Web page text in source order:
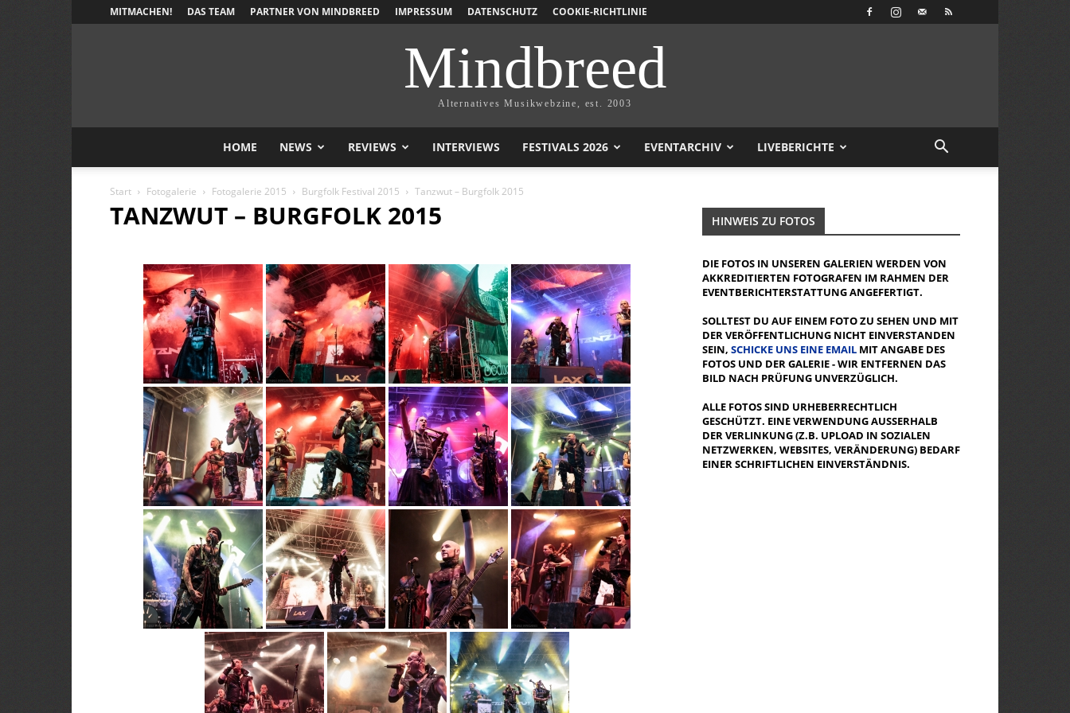
MITMACHEN! DAS TEAM PARTNER VON MINDBREED IMPRESSUM DATENSCHUTZ COOKIE-RICHTLINIE
Mindbreed
Alternatives Musikwebzine, est. 2003
HOME NEWS REVIEWS INTERVIEWS FESTIVALS 2026 EVENTARCHIV LIVEBERICHTE
Start Fotogalerie Fotogalerie 2015 Burgfolk Festival 2015 Tanzwut – Burgfolk 2015
TANZWUT – BURGFOLK 2015 HINWEIS ZU FOTOS
DIE FOTOS IN UNSEREN GALERIEN WERDEN VON
AKKREDITIERTEN FOTOGRAFEN IM RAHMEN DER
EVENTBERICHTERSTATTUNG ANGEFERTIGT.
SOLLTEST DU AUF EINEM FOTO ZU SEHEN UND MIT
DER VERÖFFENTLICHUNG NICHT EINVERSTANDEN
SEIN, SCHICKE UNS EINE EMAIL MIT ANGABE DES
FOTOS UND DER GALERIE - WIR ENTFERNEN DAS
BILD NACH PRÜFUNG UNVERZÜGLICH.
ALLE FOTOS SIND URHEBERRECHTLICH
GESCHÜTZT. EINE VERWENDUNG AUSSERHALB D
ER VERLINKUNG (Z.B. UPLOAD IN SOZIALEN N
ETZWERKEN, WEBSITES, VERÄNDERUNG) BEDARF E
INER SCHRIFTLICHEN EINVERSTÄNDNIS.